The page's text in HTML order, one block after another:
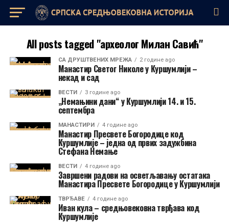
All posts tagged "археолог Милан Савић"
СА ДРУШТВЕНИХ МРЕЖА 2 године ago
Манастир Светог Николе у Куршумлији –
некад и сад
ВЕСТИ 3 године ago
„Немањини дани“ у Куршумлији 14. и 15.
септембра
МАНАСТИРИ 4 године ago
Манастир Пресвете Богородице код
Куршумлије – једна од првих задужбина
Стефана Немање
ВЕСТИ 4 године ago
Завршени радови на осветљавању остатака
Манастира Пресвете Богородице у Куршумлији
ТВРЂАВЕ 4 године ago
Иван кула – средњовековна тврђава код
Куршумлије